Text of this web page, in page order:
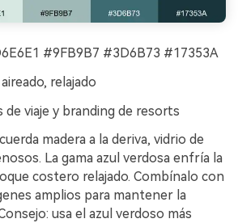
#9FB9B7 #3D6B73 #17353A
relajado
viaje y branding de resorts
madera a la deriva, vidrio de
La gama azul verdosa enfría la
costero relajado. Combínalo con
amplios para mantener la
usa el azul verdoso más